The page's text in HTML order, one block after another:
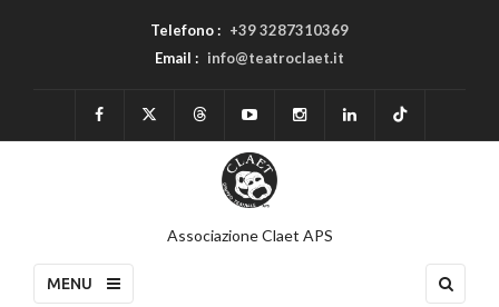
Telefono : +39 3287310369
Email : info@teatroclaet.it
Associazione Claet APS
MENU